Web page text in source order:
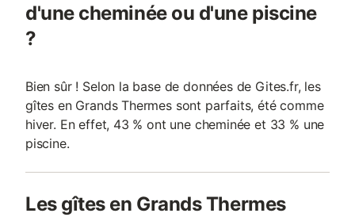
d'une cheminée ou d'une piscine
?
Bien sûr ! Selon la base de données de Gites.fr, les
gîtes en Grands Thermes sont parfaits, été comme
hiver. En effet, 43 % ont une cheminée et 33 % une
piscine.
Les gîtes en Grands Thermes